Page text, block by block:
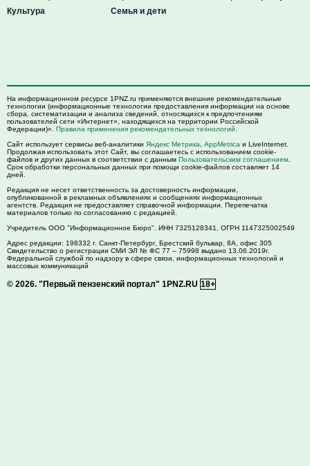
Культура
Семья и дети
На информационном ресурсе 1PNZ.ru применяются внешние рекомендательные
технологии (информационные технологии предоставления информации на основе
сбора, систематизации и анализа сведений, относящихся к предпочтениям
пользователей сети «Интернет», находящихся на территории Российской
Федерации)». Правила применения рекомендательных технологий
Сайт использует сервисы веб-аналитики Яндекс Метрика AppMetrica и LiveInternet.
Продолжая использовать этот Сайт, вы соглашаетесь с использованием cookie-
файлов и других данных в соответствии с данным Пользовательским соглашением
Срок обработки персональных данных при помощи cookie-файлов составляет 14
дней.
Редакция не несет ответственность за достоверность информации,
опубликованной в рекламных объявлениях и сообщениях информационных
агентств. Редакция не предоставляет справочной информации. Перепечатка
материалов только по согласованию с редакцией.
Учредитель ООО "Информационное Бюро". ИНН 7325128341, ОГРН 1147325002549
Адрес редакции: 198332 г. Санкт-Петербург, Брестский бульвар, 8А, офис 305
Свидетельство о регистрации СМИ ЭЛ № ФС 77 – 75998 выдано 13.06.2019г.
Федеральной службой по надзору в сфере связи, информационных технологий и
массовых коммуникаций
© 2026. "Первый пензенский портал" 1PNZ.RU 18+